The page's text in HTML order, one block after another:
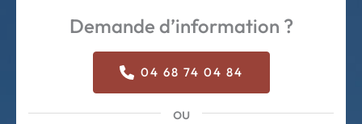
Demande d’information ?
04 68 74 04 84
ou